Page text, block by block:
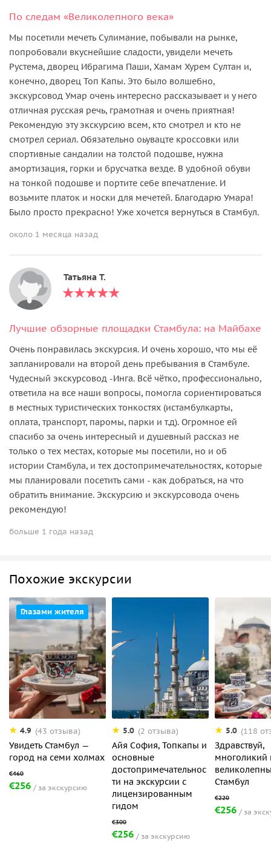
По следам «Великолепного века»
Мы посетили мечеть Сулимание, побывали на рынке,
попробовали вкуснейшие сладости, увидели мечеть
Рустема, дворец Ибрагима Паши, Хамам Хурем Султан и,
конечно, дворец Топ Капы. Это было волшебно,
экскурсовод Умар очень интересно рассказывает и у него
отличная русская речь, грамотная и очень приятная!
Рекомендую эту экскурсию всем, кто смотрел и кто не
смотрел сериал. Обязательно оьувацте кроссовки или
спортивные сандалии на толстой подошве, нужна
амортизация, горки и брусчатка везде. В удобной обуви
на тонкой подошве и портите себе впечатление. И
возьмите платок и носки для мечетей. Благодарю Умара!
Было просто прекрасно! Уже хочется вернуться в Стамбул.
около 1 месяца назад
Татьяна T.
Лучшие обзорные площадки Стамбула: на Майбахе
Очень понравилась экскурсия. И очень хорошо, что мы её
запланировали на второй день пребывания в Стамбуле.
Чудесный экскурсовод -Инга. Всё чётко, профессионально,
ответила на все наши вопросы, помогла сориентироваться
в местных туристических тонкостях (истамбулкарты,
оплата, транспорт, паромы, парки и т.д). Огромное ей
спасибо за очень интересный и душевный рассказ не
только о тех местах, которые мы посетили, но и об
истории Стамбула, и тех достопримечательностях, которые
мы планировали посетить сами - как добраться, на что
обратить внимание. Экскурсию и экскурсовода очень
рекомендую!
больше 1 года назад
Похожие экскурсии
Глазами жителя
4.9 (43 отзыва)
Увидеть Стамбул —
город на семи холмах
€256 за экскурсию
5.0 (2 отзыва)
Айя София, Топкапы и
основные
достопримечательнос
ти на экскурсии с
лицензированным
гидом
€256 за экскурсию
5.0 (118
Здравствуй,
многоликий
Стамбул
€256 за